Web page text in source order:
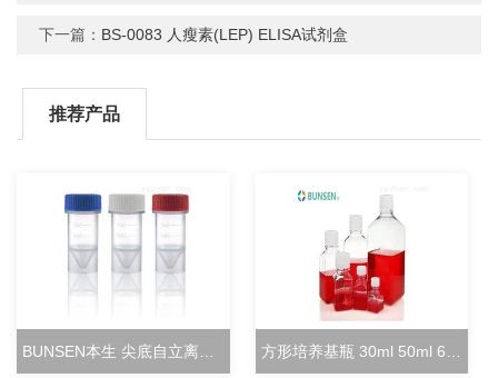
下一篇： BS-0083 人瘦素(LEP) ELISA试剂盒
推荐产品